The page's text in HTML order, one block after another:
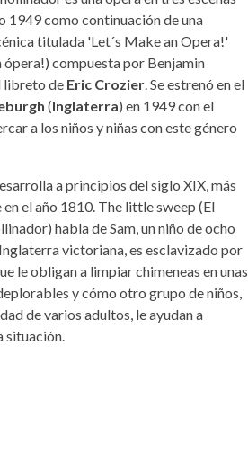
1949 como continuación de una
titulada 'Let´s Make an Opera!'
ópera!) compuesta por Benjamin
libreto de Eric Crozier. Se estrenó en el
(Inglaterra) en 1949 con el
a los niños y niñas con este género
a principios del siglo XIX, más
el año 1810. The little sweep (El
habla de Sam, un niño de ocho
victoriana, es esclavizado por
le obligan a limpiar chimeneas en unas
y cómo otro grupo de niños,
de varios adultos, le ayudan a
situación.